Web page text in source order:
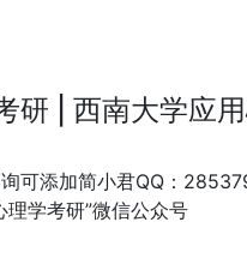
研 | 西南大学应
可添加简小君QQ：
理学考研”微信公众号